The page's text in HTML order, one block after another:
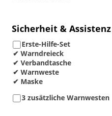
Sicherheit & Assistenz
Erste-Hilfe-Set
✔ Warndreieck
✔ Verbandtasche
✔ Warnweste
✔ Maske
3 zusätzliche Warnwesten